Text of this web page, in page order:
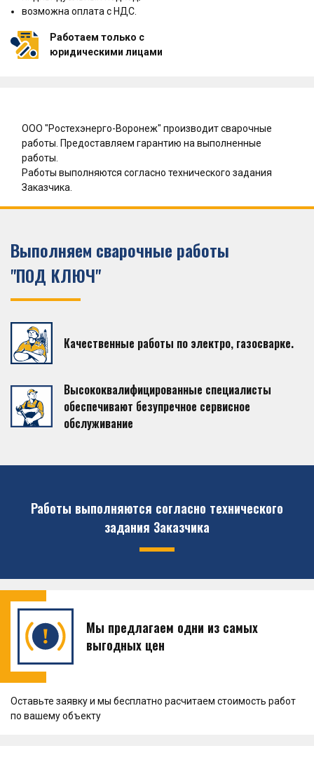
возможна оплата с НДС.
Работаем только с
юридическими лицами
ООО "Ростехэнерго-Воронеж" производит сварочные
работы. Предоставляем гарантию на выполненные
работы.
Работы выполняются согласно технического задания
Заказчика.
Выполняем сварочные работы
"ПОД КЛЮЧ"
Качественные работы по электро, газосварке.
Высококвалифицированные специалисты
обеспечивают безупречное сервисное
обслуживание
Работы выполняются согласно технического
задания Заказчика
Мы предлагаем одни из самых
выгодных цен
Оставьте заявку и мы бесплатно расчитаем стоимость работ
по вашему объекту